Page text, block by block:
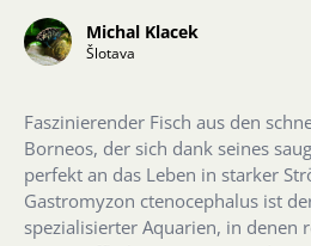
Michal Klacek
Šlotava
Faszinierender Fisch aus den
Borneos, der sich dank seines
perfekt an das Leben in starker
Gastromyzon ctenocephalus ist
spezialisierter Aquarien, in denen